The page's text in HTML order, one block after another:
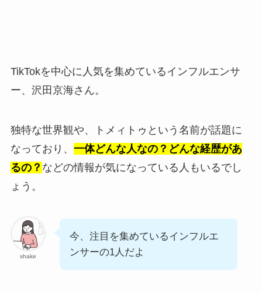
TikTokを中心に人気を集めているインフルエンサ
ー、沢田京海さん。
独特な世界観や、トメィトゥという名前が話題に
なっており、 一体どんな人なの？どんな経歴があ
るの？ などの情報が気になっている人もいるでし
ょう。
shake
今、注目を集めているインフルエ
ンサーの1人だよ